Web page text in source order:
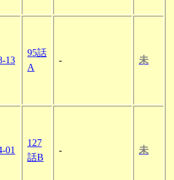
13
95話
A
- 未
01
127
話B
- 未